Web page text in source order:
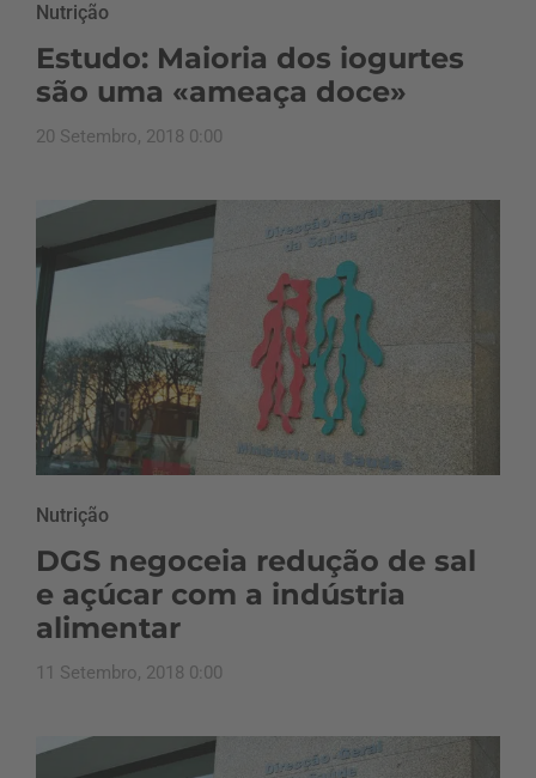
Nutrição
Estudo: Maioria dos iogurtes
são uma «ameaça doce»
20 Setembro, 2018 0:00
Nutrição
DGS negoceia redução de sal
e açúcar com a indústria
alimentar
11 Setembro, 2018 0:00